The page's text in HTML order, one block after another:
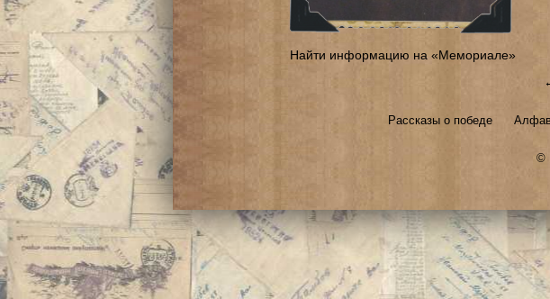
Найти информацию на «Мемориале»
Рассказы о победе
©